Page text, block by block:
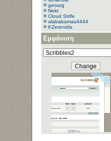
geoarg
Nekt
Cloud Strife
alababamas4444
KZerenidis
vpoug
hacky
Εμφάνιση